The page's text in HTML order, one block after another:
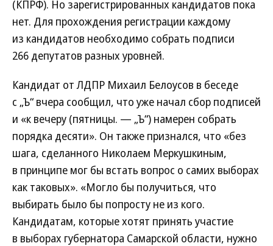
(КПРФ). Но зарегистрированных кандидатов пока
нет. Для прохождения регистрации каждому
из кандидатов необходимо собрать подписи
266 депутатов разных уровней.
Кандидат от ЛДПР Михаил Белоусов в беседе
с „Ъ“ вчера сообщил, что уже начал сбор подписей
и «к вечеру (пятницы. — „Ъ“) намерен собрать
порядка десяти». Он также признался, что «без
шага, сделанного Николаем Меркушкиным,
в принципе мог бы встать вопрос о самих выборах
как таковых». «Могло бы получиться, что
выбирать было бы попросту не из кого.
Кандидатам, которые хотят принять участие
в выборах губернатора Самарской области, нужно